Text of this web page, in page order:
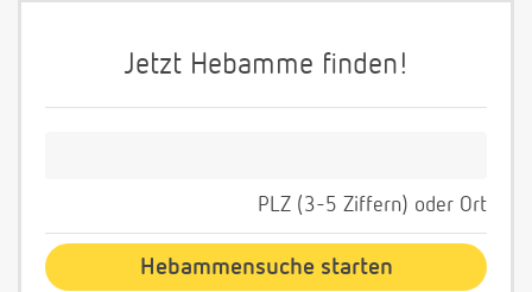
Jetzt Hebamme finden!
PLZ (3-5 Ziffern) oder Ort